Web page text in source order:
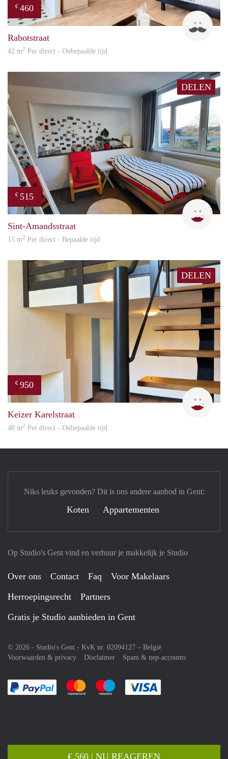
€ 560 | NU REAGEREN
€ 460
Pavel
Rabotstraat
42 m2 Per direct - Onbepaalde tijd
DELEN
€ 515
Julie
Sint-Amandsstraat
15 m2 Per direct - Bepaalde tijd
DELEN
€ 950
Keizer Karelstraat
48 m2 Per direct - Onbepaalde tijd
Op Studio's Gent vind en verhuur je makkelijk je Studio
Over ons Contact Faq
Voor Makelaars
Herroepingsrecht
Partners
Gratis je Studio aanbieden in Gent
© 2026 - Studio's Gent - KvK nr. 02094127 – België
Voorwaarden & privacy
Disclaimer Spam & nep-accounts
Je rekent gemakkelijk af met Paypal
Je rekent gemakkelijk af met Mastercard
Je rekent gemakkelijk af met Meastro
Niks leuks gevonden? Dit is ons andere aanbod in Gent:
Koten Appartementen